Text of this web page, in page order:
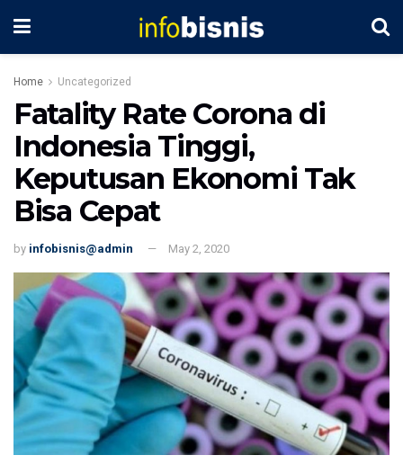
Home Uncategorized
Fatality Rate Corona di
Indonesia Tinggi,
Keputusan Ekonomi Tak
Bisa Cepat
by infobisnis@admin May 2, 2020